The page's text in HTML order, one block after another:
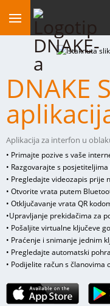
DNAKE
Aplikacija za interfon u
• Primajte pozive s vaše
• Razgovarajte s
• Pregledajte videozapis prije
• Otvorite vrata putem
• Otključavanje vrata QR
•Upravljanje prekidačima za
• Pošaljite virtualne ključeve
• Praćenje i snimanje jednim
• Pregledajte automatski
• Podijelite račun s članovima